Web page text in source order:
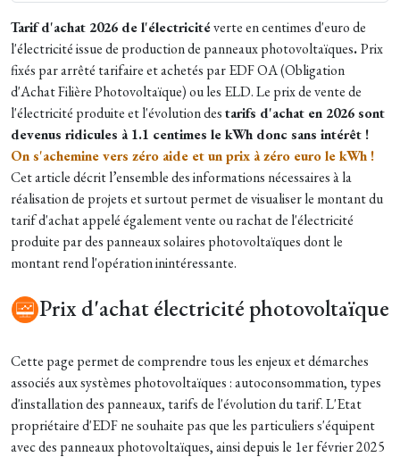
Tarif d'achat 2026 de l'électricitéverte en centimes d'euro de
l'électricité issue de production de panneaux photovoltaïques.Prix
fixés par arrêté tarifaire et achetés par EDF OA (Obligation
d'Achat Filière Photovoltaïque) ou les ELD. Le prix de vente de
l'électricité produite et l'évolution destarifs d'achat en 2026 sont
devenus ridicules à 1.1 centimes le kWh donc sans intérêt !
On s'achemine vers zéro aide et un prix à zéro euro le kWh !
Cet article décrit l’ensemble des informations nécessaires à la
réalisation de projets et surtout permet de visualiser le montant du
tarif d'achat appelé également vente ou rachat de l'électricité
produite par des panneaux solaires photovoltaïques dont le
montant rend l'opération inintéressante.​
Prix d'achat électricité photovoltaïque
Cette page permet de comprendre tous les enjeux et démarches
associés aux systèmes photovoltaïques : autoconsommation, types
d'installation des panneaux, tarifs de l'évolution du tarif. L'Etat
propriétaire d'EDF ne souhaite pas que les particuliers s'équipent
avec des panneaux photovoltaïques, ainsi depuis le 1er février 2025